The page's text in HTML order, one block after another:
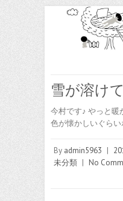
雪が溶け
今村です♪ やっと暖
色が懐かしいぐら
By admin5963 |
未分類 | No